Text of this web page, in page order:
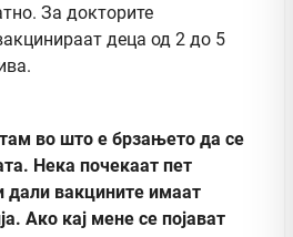
За докторите
деца од 2 до 5
во што е брзањето да се
Нека почекаат пет
дали вакцините имаат
Ако кај мене се појават